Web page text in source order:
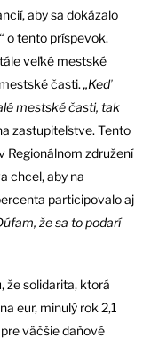
aby sa dokázalo
o tento príspevok.
veľké mestské
časti. „Keď
mestské časti, tak
zastupiteľstve. Tento
Regionálnom združení
chcel, aby na
participovalo aj
že sa to podarí
že solidarita, ktorá
eur, minulý rok 2,1
väčšie daňové